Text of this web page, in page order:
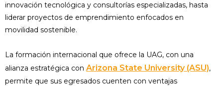
innovación tecnológica y consultorías especializadas, hasta
liderar proyectos de emprendimiento enfocados en
movilidad sostenible.
La formación internacional que ofrece la UAG, con una
alianza estratégica con Arizona State University (ASU),
permite que sus egresados cuenten con ventajas